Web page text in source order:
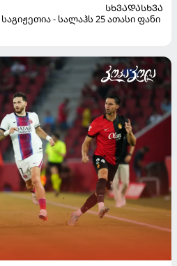
ᲡᲮᲕᲐᲓᲐᲡᲮᲕᲐ
- სალაჰს 25 ათასი ფანი